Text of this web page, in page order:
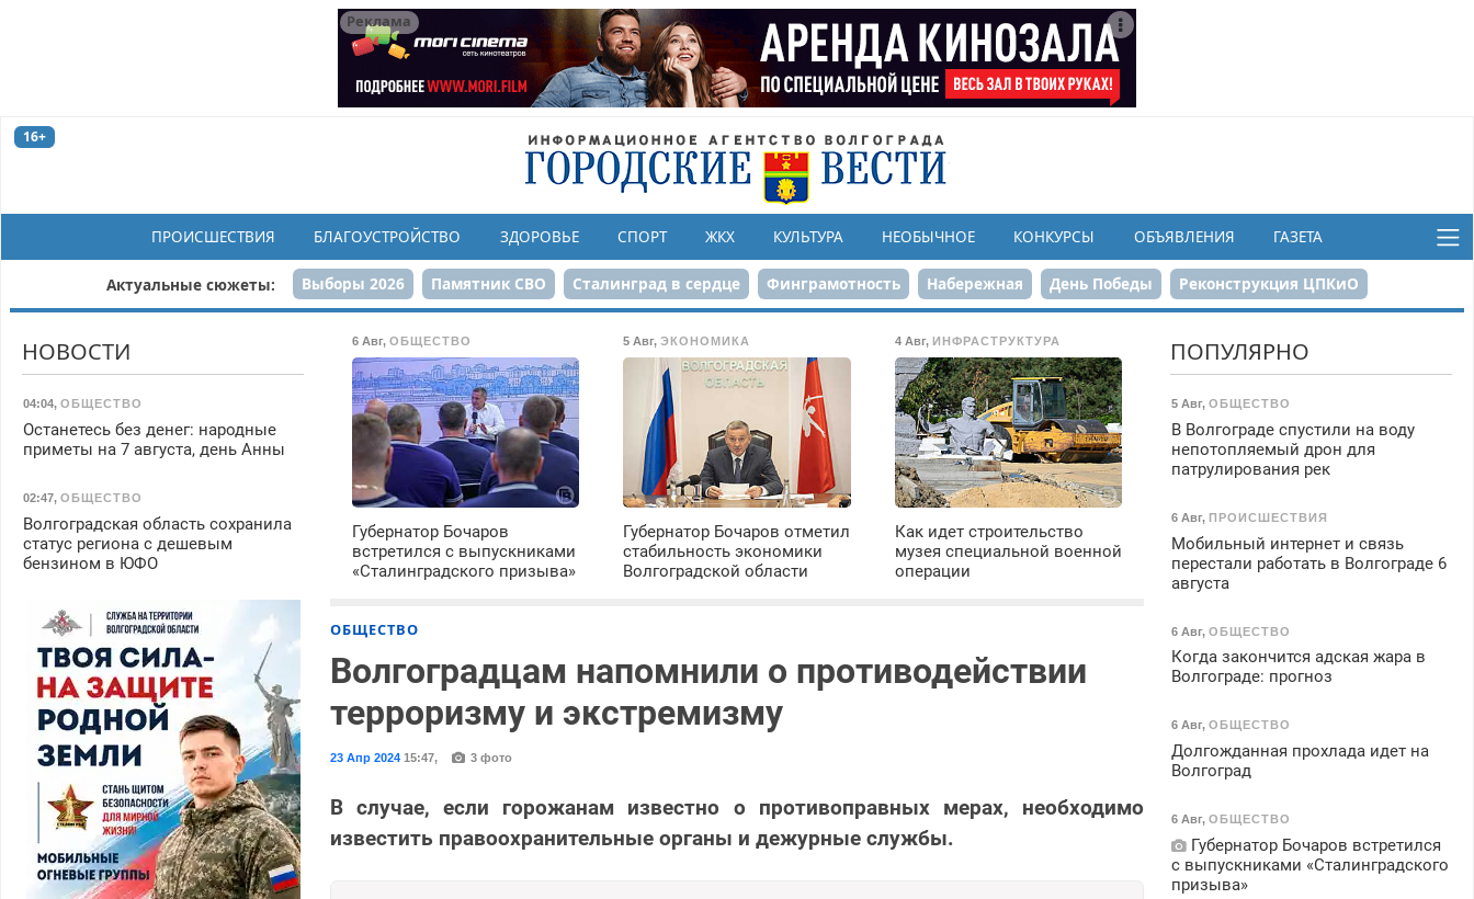
Реклама
16+
ПРОИСШЕСТВИЯ БЛАГОУСТРОЙСТВО ЗДОРОВЬЕ СПОРТ ЖКХ КУЛЬТУРА НЕОБЫЧНОЕ КОНКУРСЫ ОБЪЯВЛЕНИЯ ГАЗЕТА
Актуальные сюжеты: Выборы 2026 Памятник СВО Сталинград в сердце Финграмотность Набережная День Победы Реконструкция ЦПКиО
80-летие Победы Парк Героев-летчиков
6 Авг,ОБЩЕСТВО
Губернатор Бочаров
встретился с выпускниками
«Сталинградского призыва»
5 Авг,ЭКОНОМИКА
Губернатор Бочаров отметил
стабильность экономики
Волгоградской области
4 Авг, ИНФРАСТРУКТУРА
Как идет строительство
музея специальной военной
операции
ОБЩЕСТВО
Волгоградцам напомнили о противодействии
терроризму и экстремизму
23 Апр 2024 15:47, 3 фото
В случае, если горожанам известно о противоправных мерах, необходимо
известить правоохранительные органы и дежурные службы.
НОВОСТИ
04:04, ОБЩЕСТВО
Останетесь без денег: народные
приметы на 7 августа, день Анны
02:47, ОБЩЕСТВО
Волгоградская область сохранила
статус региона с дешевым
бензином в ЮФО
ПОПУЛЯРНО
5 Авг, ОБЩЕСТВО
В Волгограде спустили на воду
непотопляемый дрон для
патрулирования рек
6 Авг, ПРОИСШЕСТВИЯ
Мобильный интернет и связь
перестали работать в Волгограде 6
августа
6 Авг, ОБЩЕСТВО
Когда закончится адская жара в
Волгограде: прогноз
6 Авг, ОБЩЕСТВО
Долгожданная прохлада идет на
Волгоград
6 Авг, ОБЩЕСТВО
Губернатор Бочаров встретился
с выпускниками «Сталинградского
призыва»